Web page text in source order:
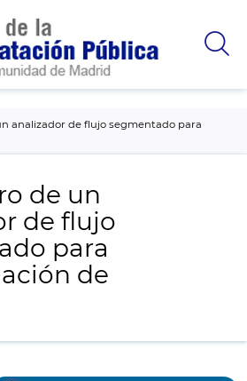
analizador de flujo segmentado para
de un
de flujo
para
de